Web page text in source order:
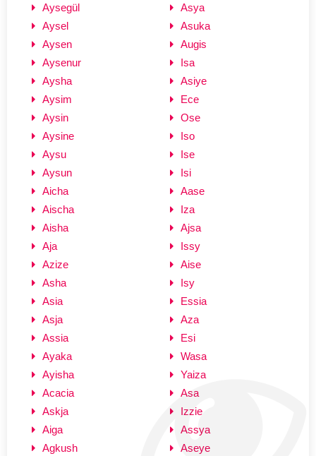
Aysegül
Aysel
Aysen
Aysenur
Aysha
Aysim
Aysin
Aysine
Aysu
Aysun
Aicha
Aischa
Aisha
Aja
Azize
Asha
Asia
Asja
Assia
Ayaka
Ayisha
Acacia
Askja
Aiga
Agkush
Asya
Asuka
Augis
Isa
Asiye
Ece
Ose
Iso
Ise
Isi
Aase
Iza
Ajsa
Issy
Aise
Isy
Essia
Aza
Esi
Wasa
Yaiza
Asa
Izzie
Assya
Aseye